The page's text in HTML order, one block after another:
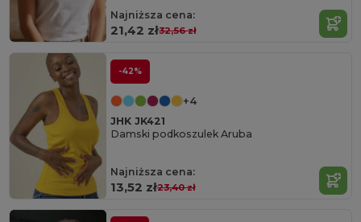
Najniższa cena:
21,42 zł32,56 zł
-42%
+4
JHK JK421
Damski podkoszulek Aruba
Najniższa cena:
13,52 zł23,40 zł